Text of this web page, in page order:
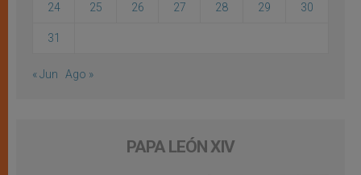
24 25 26 27 28 29 30
31
« Jun Ago »
PAPA LEÓN XIV